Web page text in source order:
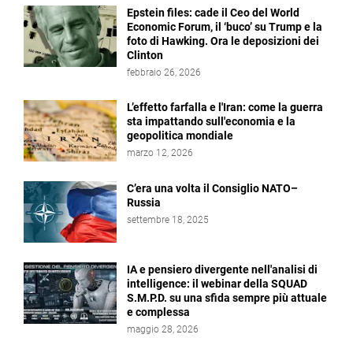
Epstein files: cade il Ceo del World
Economic Forum, il ‘buco’ su Trump e la
foto di Hawking. Ora le deposizioni dei
Clinton
febbraio 26, 2026
L’effetto farfalla e l'Iran: come la guerra
sta impattando sull'economia e la
geopolitica mondiale
marzo 12, 2026
C’era una volta il Consiglio NATO–
Russia
settembre 18, 2025
IA e pensiero divergente nell'analisi di
intelligence: il webinar della SQUAD
S.M.P.D. su una sfida sempre più attuale
e complessa
maggio 28, 2026